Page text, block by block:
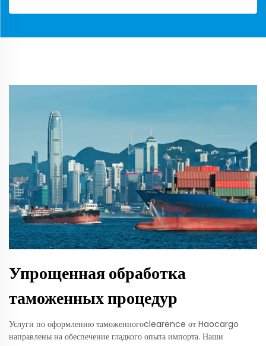
Упрощенная обработка
таможенных процедур
Услуги по оформлению таможенногоclearence от Haocargo
направлены на обеспечение гладкого опыта импорта. Наши